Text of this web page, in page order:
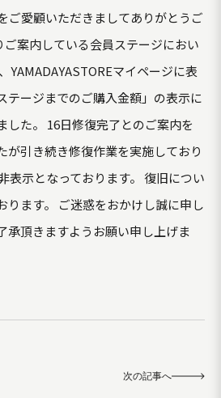
ご愛顧いただきましてありがとうご
ご案内している会員ステージにおい
YAMADAYASTOREマイページに表
テージまでのご購入金額」の表示に
した。 16日修復完了とのご案内を
が引き続き修復作業を実施しており
表示となっております。 復旧につい
ります。 ご迷惑をおかけし誠に申し
承頂きますようお願い申し上げま
次の記事へ